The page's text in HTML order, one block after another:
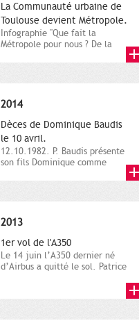
La Communauté urbaine de
Toulouse devient Métropole.
Infographie "Que fait la
Métropole pour nous ? De la
2014
Dèces de Dominique Baudis
le 10 avril.
12.10.1982. P. Baudis présente
son fils Dominique comme
2013
1er vol de l'A350
Le 14 juin l’A350 dernier né
d’Airbus a quitté le sol. Patrice